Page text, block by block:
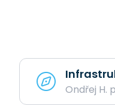
Ondřej H.